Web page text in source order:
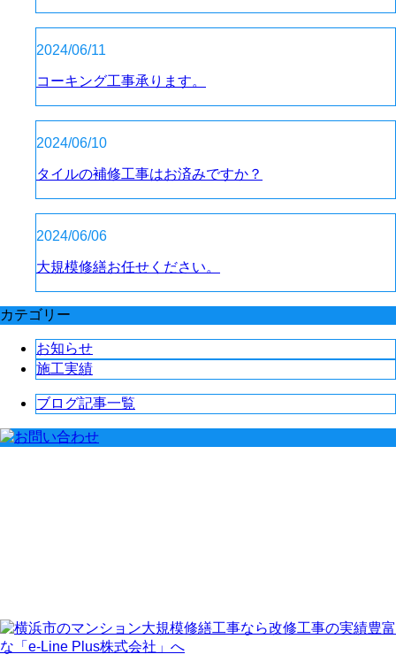
2024/06/11
コーキング工事承ります。
2024/06/10
タイルの補修工事はお済みですか？
2024/06/06
大規模修繕お任せください。
カテゴリー
お知らせ
施工実績
ブログ記事一覧